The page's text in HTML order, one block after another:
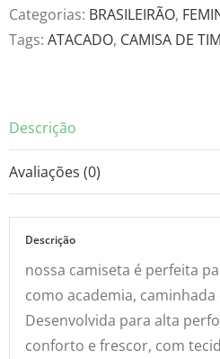
24-
25
Categorias: BRASILEIRÃO,
Tags: ATACADO, CAMISA DE
Descrição
Avaliações (0)
Descrição
nossa camiseta é perfeita
como academia, caminhada
Desenvolvida para alta
conforto e frescor, com